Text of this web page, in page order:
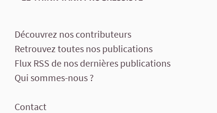
Découvrez nos contributeurs
Retrouvez toutes nos publications
Flux RSS de nos dernières publications
Qui sommes-nous ?
Contact